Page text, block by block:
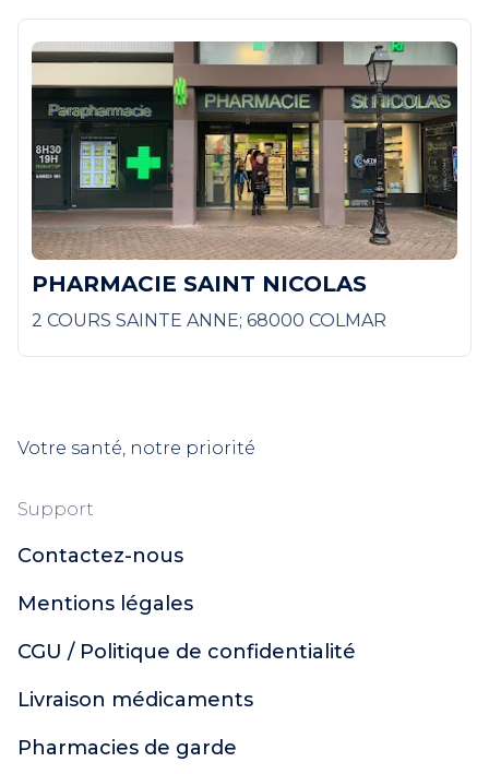
PHARMACIE SAINT NICOLAS
2 COURS SAINTE ANNE; 68000 COLMAR
Votre santé, notre priorité
Support
Contactez-nous
Mentions légales
CGU / Politique de confidentialité
Livraison médicaments
Pharmacies de garde